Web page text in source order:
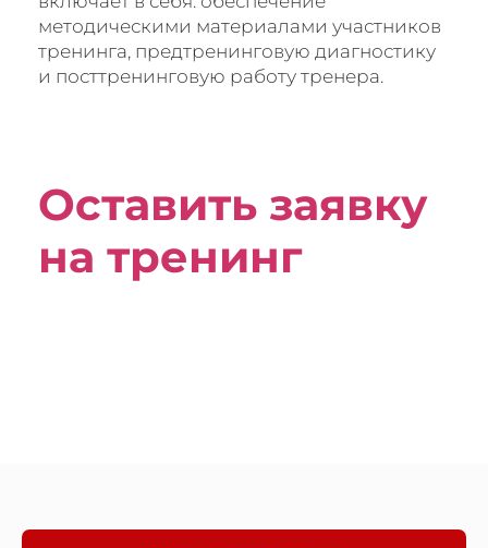
методическими материалами участников
тренинга, предтренинговую диагностику
и посттренинговую работу тренера.
Оставить заявку
на тренинг